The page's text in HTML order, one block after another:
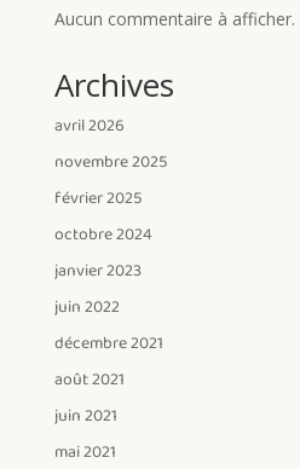
Aucun commentaire à afficher.
Archives
avril 2026
novembre 2025
février 2025
octobre 2024
janvier 2023
juin 2022
décembre 2021
août 2021
juin 2021
mai 2021